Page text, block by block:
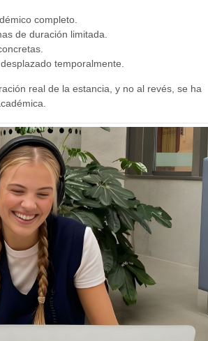
completo.
de duración limitada.
temporalmente.
real de la estancia, y no al revés, se ha